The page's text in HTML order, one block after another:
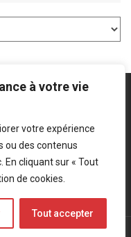
à votre vie
votre expérience
ou des contenus
cliquant sur « Tout
de cookies.
Tout accepter
2022